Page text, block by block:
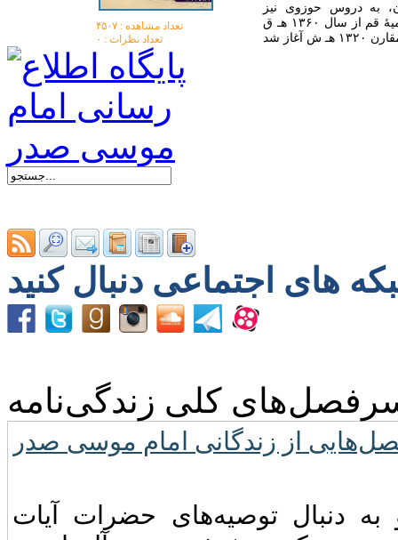
به دروس حوزوی نیز
می‌پرداخت ولی شروع به تحصیل تمام وقت او در حوزهٔ علمیهٔ قم از سال ۱۳۶۰ هـ ق
تعداد مشاهده :‌ ۴۵۰۷
تعداد نظرات : ۰
کلی زندگی‌نامه
از زندگانی امام موسی صدر
موسی صدر در اواخر سال ۱۳۳۸ و به دنبال توصیه‌های حضرات آیات